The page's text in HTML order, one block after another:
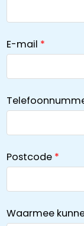
E-mail
Postcode
Waarmee